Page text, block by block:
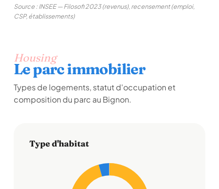
Source : INSEE — Filosofi 2023 (revenus), recensement (emploi,
CSP, établissements)
Housing
Le parc immobilier
Types de logements, statut d'occupation et
composition du parc au Bignon.
Type d'habitat